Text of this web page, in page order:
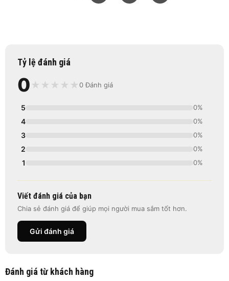
Tỷ lệ đánh giá
0 ★ ★ ★ ★ ★0 Đánh giá
5 0%
4 0%
3 0%
2 0%
1 0%
Viết đánh giá của bạn
Chia sẻ đánh giá để giúp mọi người mua sắm tốt hơn.
Gửi đánh giá
Đánh giá từ khách hàng